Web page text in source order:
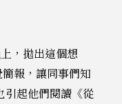
，拋出這個想
報，讓同事們知
引起他們閱讀《從